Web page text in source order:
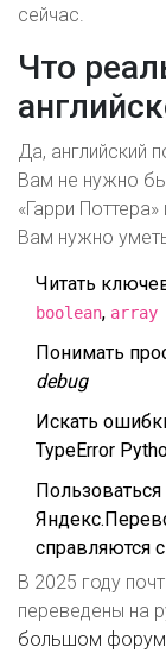
сейчас.
Что
Да, английский
Вам не нужно
«Гарри
Вам нужно
Читать
boolean, array
Понимать
debug
Искать
TypeError
справляются
В 2025 году
переведены на
большом